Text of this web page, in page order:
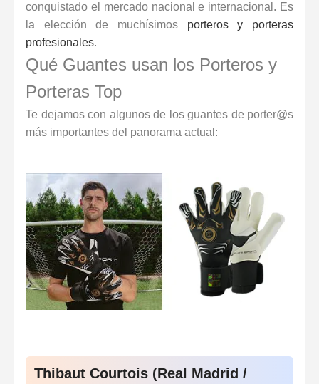
conquistado el mercado nacional e internacional. Es
la elección de muchísimos porteros y porteras
profesionales.
Qué Guantes usan los Porteros y
Porteras Top
Te dejamos con algunos de los guantes de porter@s
más importantes del panorama actual:
Thibaut Courtois (Real Madrid /